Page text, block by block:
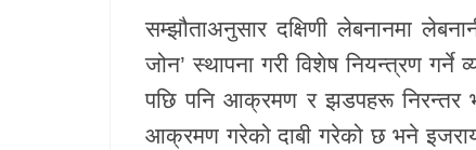
सम्झौताअनुसार दक्षिणी लेबनानमा
जोन’ स्थापना गरी विशेष नियन्त्रण गर्ने
पछि पनि आक्रमण र झडपहरू निरन्तर
आक्रमण गरेको दाबी गरेको छ भने